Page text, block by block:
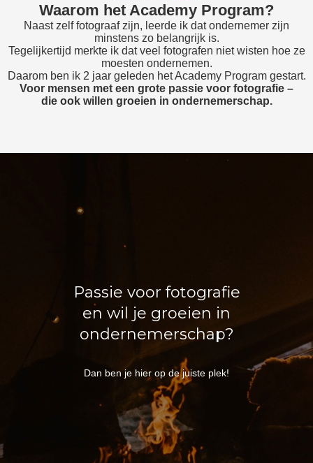
Waarom het Academy Program?
Naast zelf fotograaf zijn, leerde ik dat ondernemer zijn
minstens zo belangrijk is.
Tegelijkertijd merkte ik dat veel fotografen niet wisten hoe ze
moesten ondernemen.
Daarom ben ik 2 jaar geleden het Academy Program gestart.
Voor mensen met een grote passie voor fotografie –
die ook willen groeien in ondernemerschap.
Passie voor fotografie
en wil je groeien in
ondernemerschap?
Dan ben je hier op de juiste plek!